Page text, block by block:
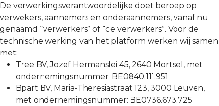
De verwerkingsverantwoordelijke doet beroep op
verwekers, aannemers en onderaannemers, vanaf nu
genaamd “verwerkers” of “de verwerkers”. Voor de
technische werking van het platform werken wij samen
met:
Tree BV, Jozef Hermanslei 45, 2640 Mortsel, met
ondernemingsnummer: BE0840.111.951
Bpart BV, Maria-Theresiastraat 123, 3000 Leuven,
met ondernemingsnummer: BE0736.673.725